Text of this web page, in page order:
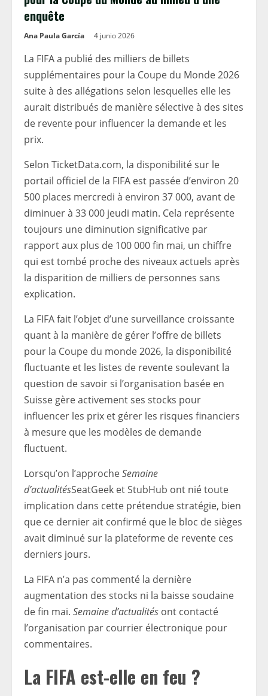
enquête
Ana Paula García 4 junio 2026
La FIFA a publié des milliers de billets
supplémentaires pour la Coupe du Monde 2026
suite à des allégations selon lesquelles elle les
aurait distribués de manière sélective à des sites
de revente pour influencer la demande et les
prix.
Selon TicketData.com, la disponibilité sur le
portail officiel de la FIFA est passée d’environ 20
500 places mercredi à environ 37 000, avant de
diminuer à 33 000 jeudi matin. Cela représente
toujours une diminution significative par
rapport aux plus de 100 000 fin mai, un chiffre
qui est tombé proche des niveaux actuels après
la disparition de milliers de personnes sans
explication.
La FIFA fait l’objet d’une surveillance croissante
quant à la manière de gérer l’offre de billets
pour la Coupe du monde 2026, la disponibilité
fluctuante et les listes de revente soulevant la
question de savoir si l’organisation basée en
Suisse gère activement ses stocks pour
influencer les prix et gérer les risques financiers
à mesure que les modèles de demande
fluctuent.
Lorsqu’on l’approcheSemaine
d’actualitésSeatGeek et StubHub ont nié toute
implication dans cette prétendue stratégie, bien
que ce dernier ait confirmé que le bloc de sièges
avait diminué sur la plateforme de revente ces
derniers jours.
La FIFA n’a pas commenté la dernière
augmentation des stocks ni la baisse soudaine
de fin mai. Semaine d’actualités ont contacté
l’organisation par courrier électronique pour
commentaires.
La FIFA est-elle en feu ?